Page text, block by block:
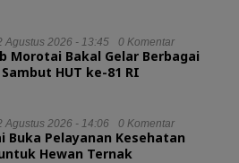
Agustus 2026 - 13:45 0 Komentar
Morotai Bakal Gelar Berbagai
HUT ke-81 RI
Agustus 2026 - 14:06 0 Komentar
Buka Pelayanan Kesehatan
Hewan Ternak